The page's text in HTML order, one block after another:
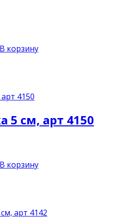
В корзину
5 см, арт 4150
В корзину